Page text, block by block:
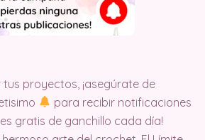
proyectos, ¡asegúrate de
para recibir notificaciones
gratis de ganchillo cada día!